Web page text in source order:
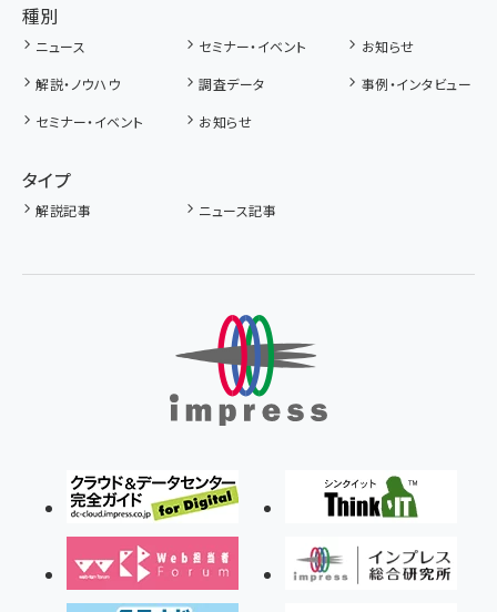
種別
ニュース セミナー・イベント
お知らせ
解説・ノウハウ
調査データ
事例・インタビュー
セミナー・イベント
お知らせ
タイプ
解説記事 ニュース記事